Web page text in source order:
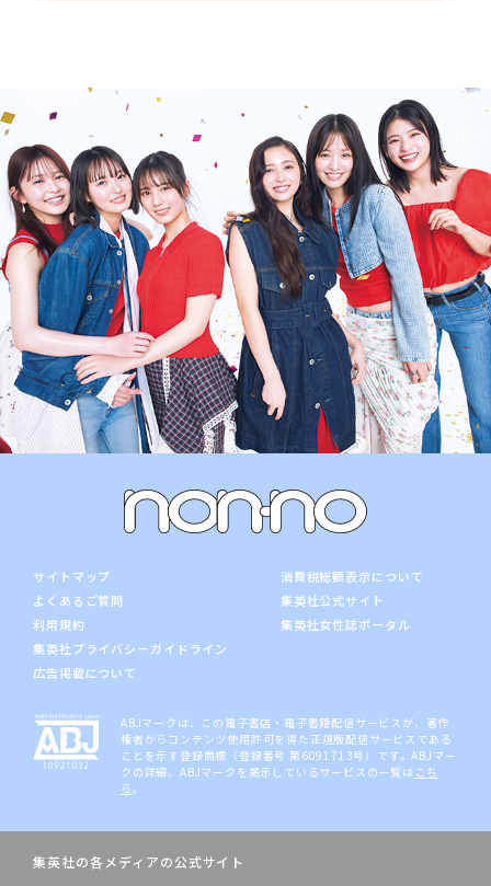
サイトマップ
よくあるご質問
利用規約
集英社プライバシーガイドライン
広告掲載について
消費税総額表示について
集英社公式サイト
集英社女性誌ポータル
ABJマークは、この電子書店・電子書籍配信サービスが、著作
権者からコンテンツ使用許可を得た正規版配信サービスである
ことを示す登録商標（登録番号 第6091713号）です。ABJマー
クの詳細、ABJマークを掲示しているサービスの一覧は こち
ら。
集英社の各メディアの公式サイト